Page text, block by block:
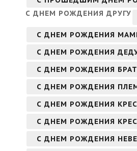
С ДНЕМ РОЖДЕНИЯ ДРУГУ
С ДНЕМ РОЖДЕНИЯ
С ДНЕМ РОЖДЕНИЯ
С ДНЕМ РОЖДЕНИЯ
С ДНЕМ РОЖДЕНИЯ
С ДНЕМ РОЖДЕНИЯ
С ДНЕМ РОЖДЕНИЯ
С ДНЕМ РОЖДЕНИЯ